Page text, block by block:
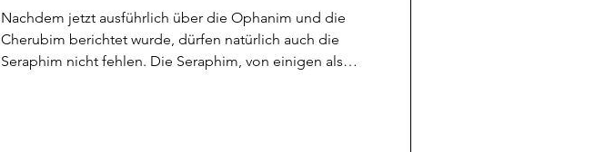
Nachdem jetzt ausführlich über die Ophanim und die
Cherubim berichtet wurde, dürfen natürlich auch die
Seraphim nicht fehlen. Die Seraphim, von einigen als